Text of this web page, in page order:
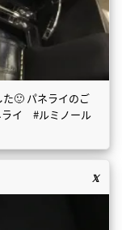
🙂 パネライのご
ライ #ルミノール